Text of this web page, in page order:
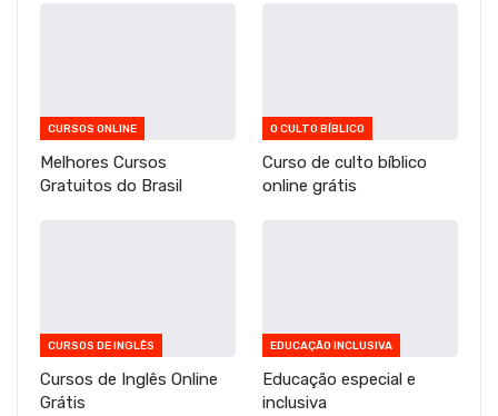
CURSOS ONLINE
Melhores Cursos
Gratuitos do Brasil
O CULTO BÍBLICO
Curso de culto bíblico
online grátis
CURSOS DE INGLÊS
Cursos de Inglês Online
Grátis
EDUCAÇÃO INCLUSIVA
Educação especial e
inclusiva